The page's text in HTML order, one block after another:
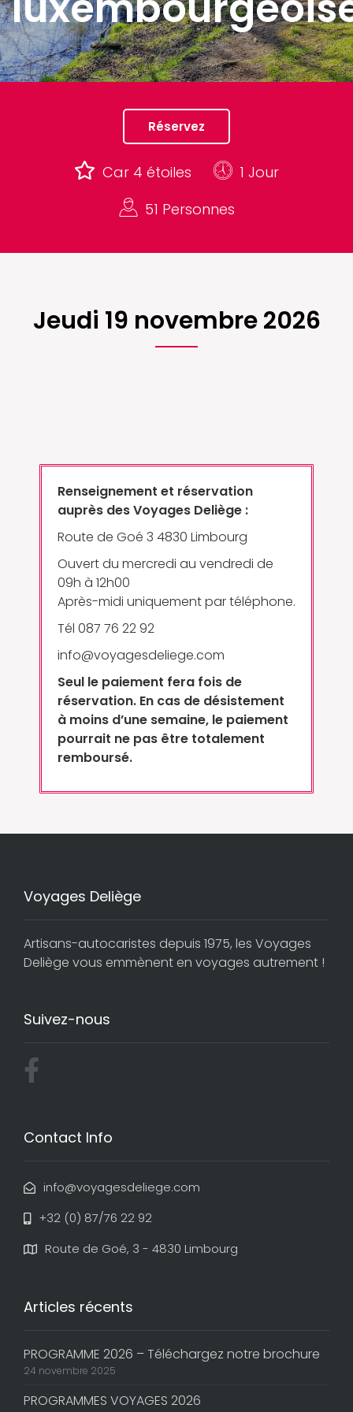
Réservez
Car 4 étoiles
1 Jour
51 Personnes
Jeudi 19 novembre 2026
Renseignement et réservation
auprès des Voyages Deliège :
Route de Goé 3 4830 Limbourg
Ouvert du mercredi au vendredi de
09h à 12h00
Après-midi uniquement par téléphone.
Tél 087 76 22 92
info@voyagesdeliege.com
Seul le paiement fera fois de
réservation. En cas de désistement
à moins d’une semaine, le paiement
pourrait ne pas être totalement
remboursé.
Voyages Deliège
Artisans-autocaristes depuis 1975, les Voyages
Deliège vous emmènent en voyages autrement !
Suivez-nous
Contact Info
info@voyagesdeliege.com
+32 (0) 87/76 22 92
Route de Goé, 3 - 4830 Limbourg
Articles récents
PROGRAMME 2026 – Téléchargez notre brochure
24 novembre 2025
PROGRAMMES VOYAGES 2026